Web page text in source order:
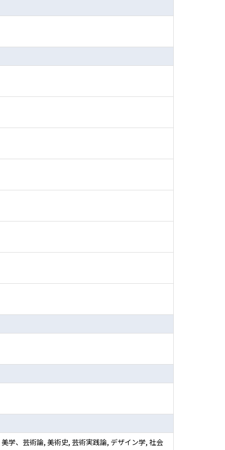
学、芸術論, 美術史, 芸術実践論, デザイン学, 社会